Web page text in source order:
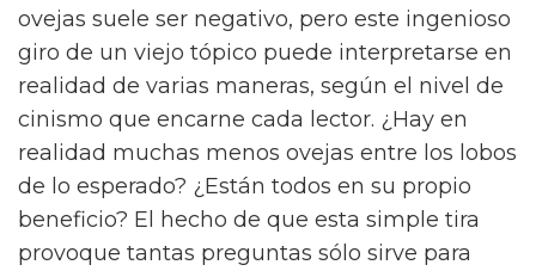
ovejas suele ser negativo, pero este ingenioso
giro de un viejo tópico puede interpretarse en
realidad de varias maneras, según el nivel de
cinismo que encarne cada lector. ¿Hay en
realidad muchas menos ovejas entre los lobos
de lo esperado? ¿Están todos en su propio
beneficio? El hecho de que esta simple tira
provoque tantas preguntas sólo sirve para